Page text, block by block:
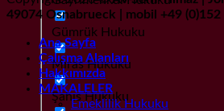
Gümrük Hukuku
Miras Hukuku
Şahıs Hukuku
49074 Osnabrueck | mobil +49
Ana Sayfa
Çalışma Alanları
Hakkımızda
MAKALELER
Emeklilik Hukuku